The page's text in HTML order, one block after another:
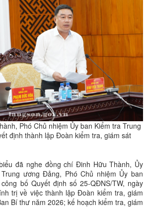
Phó Chủ nhiệm Ủy ban Kiểm tra Trung
định thành lập Đoàn kiểm tra, giám sát
đã nghe đồng chí Đinh Hữu Thành, Ủy
ương Đảng, Phó Chủ nhiệm Ủy ban
bố Quyết định số 25-QĐNS/TW, ngày
trị về việc thành lập Đoàn kiểm tra, giám
Bí thư năm 2026; kế hoạch kiểm tra, giám